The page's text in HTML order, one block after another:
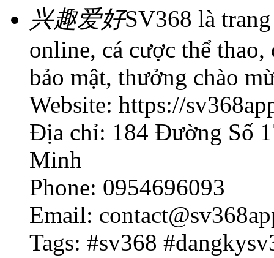
兴趣爱好SV368 là
online, cá cược thể
bảo mật, thưởng chào
Website: https://
Địa chỉ: 184 Đường Số
Minh
Phone: 0954696093
Email:
Tags: #sv368